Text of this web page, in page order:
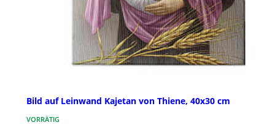
Bild auf Leinwand Kajetan von Thiene, 40x30 cm
VORRÄTIG